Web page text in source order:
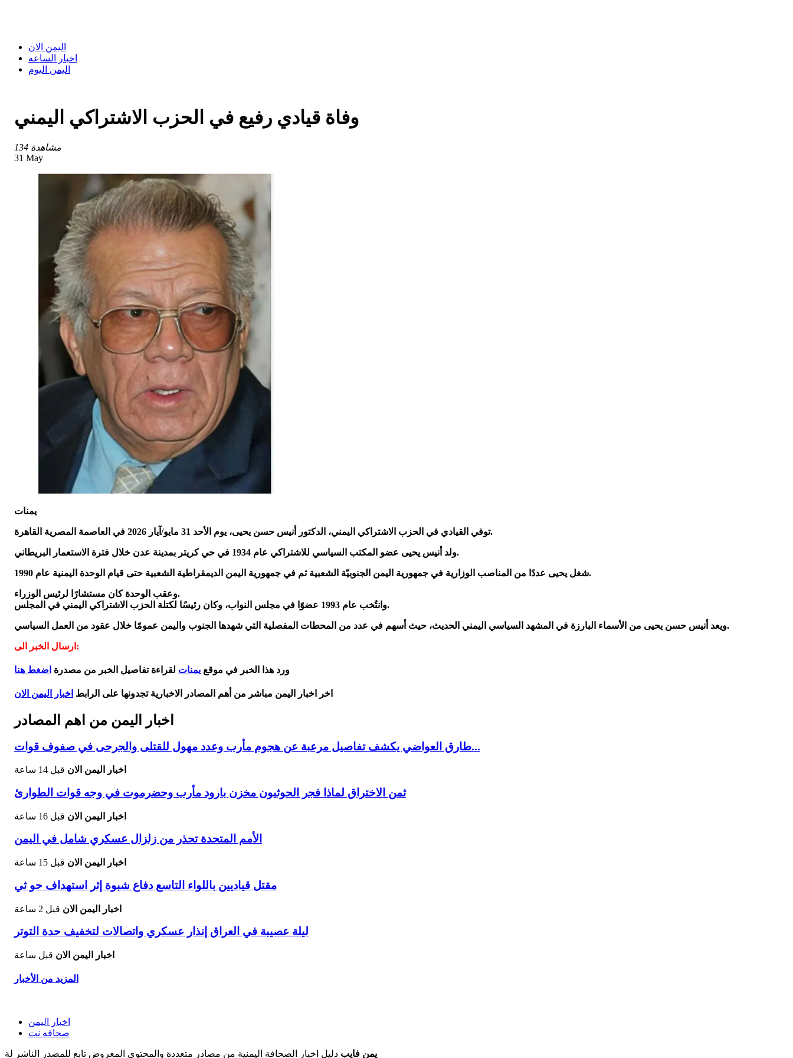
اليمن الان
اخبار الساعه
اليمن اليوم
وفاة قيادي رفيع في الحزب الاشتراكي اليمني
134 مشاهدة
31 May
يمنات
توفي القيادي في الحزب الاشتراكي اليمني، الدكتور أنيس حسن يحيى، يوم الأحد 31 مايو/آيار 2026 في العاصمة المصرية القاهرة.
ولد أنيس يحيى عضو المكتب السياسي للاشتراكي عام 1934 في حي كريتر بمدينة عدن خلال فترة الاستعمار البريطاني.
شغل يحيى عددًا من المناصب الوزارية في جمهورية اليمن الجنوبيّة الشعبية ثم في جمهورية اليمن الديمقراطية الشعبية حتى قيام الوحدة اليمنية عام 1990.
وعقب الوحدة كان مستشارًا لرئيس الوزراء.
وانتُخب عام 1993 عضوًا في مجلس النواب، وكان رئيسًا لكتلة الحزب الاشتراكي اليمني في المجلس.
ويعد أنيس حسن يحيى من الأسماء البارزة في المشهد السياسي اليمني الحديث، حيث أسهم في عدد من المحطات المفصلية التي شهدها الجنوب واليمن عمومًا خلال عقود من العمل السياسي.
ارسال الخبر الى:
ورد هذا الخبر في موقع يمنات لقراءة تفاصيل الخبر من مصدرة اضغط هنا
اخر اخبار اليمن مباشر من أهم المصادر الاخبارية تجدونها على الرابط اخبار اليمن الان
اخبار اليمن من اهم المصادر
طارق العواضي يكشف تفاصيل مرعبة عن هجوم مأرب وعدد مهول للقتلى والجرحى في صفوف قوات...
اخبار اليمن الان قبل 14 ساعة
ثمن الاختراق لماذا فجر الحوثيون مخزن بارود مأرب وحضرموت في وجه قوات الطوارئ
اخبار اليمن الان قبل 16 ساعة
الأمم المتحدة تحذر من زلزال عسكري شامل في اليمن
اخبار اليمن الان قبل 15 ساعة
مقتل قياديين باللواء التاسع دفاع شبوة إثر استهداف حو ثي
اخبار اليمن الان قبل 2 ساعة
ليلة عصيبة في العراق إنذار عسكري واتصالات لتخفيف حدة التوتر
اخبار اليمن الان قبل ساعة
المزيد من الأخبار
اخبار اليمن
صحافه نت
يمن فايب دليل اخبار الصحافة اليمنية من مصادر متعددة والمحتوى المعروض تابع للمصدر الناشر لة